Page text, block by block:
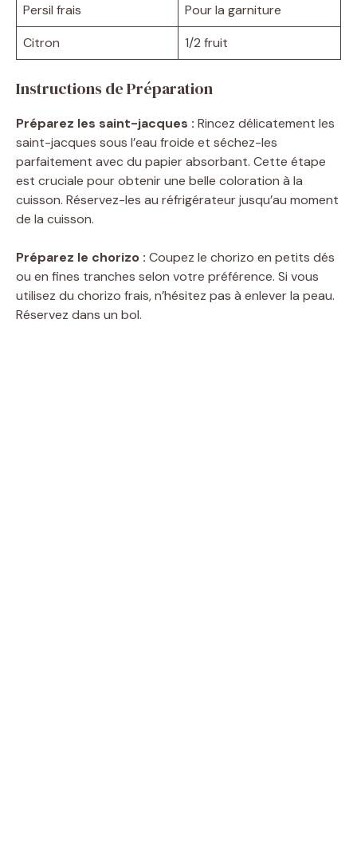
Persil frais
Pour la garniture
Citron
1/2 fruit
Instructions de Préparation
Préparez les saint-jacques : Rincez délicatement les
saint-jacques sous l’eau froide et séchez-les
parfaitement avec du papier absorbant. Cette étape
est cruciale pour obtenir une belle coloration à la
cuisson. Réservez-les au réfrigérateur jusqu’au moment
de la cuisson.
Préparez le chorizo : Coupez le chorizo en petits dés
ou en fines tranches selon votre préférence. Si vous
utilisez du chorizo frais, n’hésitez pas à enlever la peau.
Réservez dans un bol.